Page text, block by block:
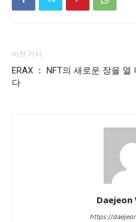
이전 기사
ERAX ： NFT의 새로운 장을 열
다
Daejeon
https://